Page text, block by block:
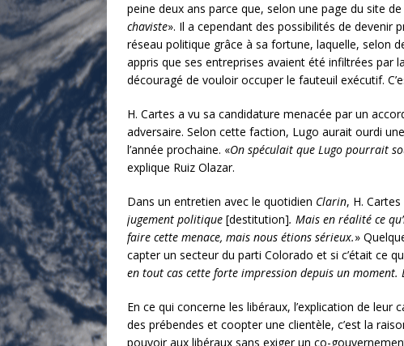
peine deux ans parce que, selon une page du site
chaviste». Il a cependant des possibilités de devenir
réseau politique grâce à sa fortune, laquelle, selon
appris que ses entreprises avaient été infiltrées par
découragé de vouloir occuper le fauteuil exécutif.
H. Cartes a vu sa candidature menacée par un
adversaire. Selon cette faction, Lugo aurait ourdi
l’année prochaine. «On spéculait que Lugo pourrait
explique Ruiz Olazar.
Dans un entretien avec le quotidien Clarin, H.
jugement politique [destitution]. Mais en réalité ce
faire cette menace, mais nous étions sérieux.»
capter un secteur du parti Colorado et si c’était ce
en tout cas cette forte impression depuis un
En ce qui concerne les libéraux, l’explication de
des prébendes et coopter une clientèle, c’est la
pouvoir aux libéraux sans exiger un co-